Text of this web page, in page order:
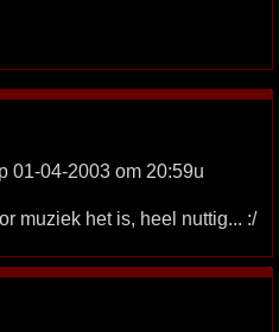
01-04-2003 om 20:59u
muziek het is, heel nuttig... :/